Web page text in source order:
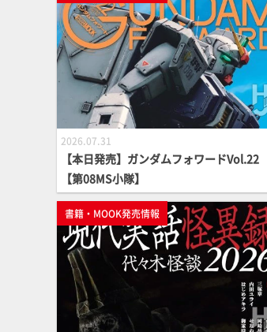
2026.07.31
【本日発売】ガンダムフォワードVol.22
【第08MS小隊】
書籍・MOOK発売情報